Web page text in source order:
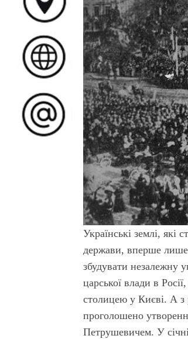
Українські землі, які
держави, вперше лише
збудувати незалежну
царської влади в
столицею у Києві. А з
проголошено
Петрушевичем. У